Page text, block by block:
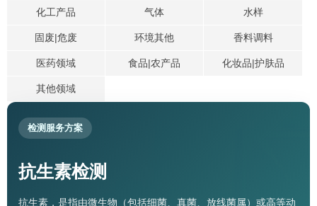
化工产品 气体 水样
固废|危废 环境其他 香料调料
医药领域 食品|农产品 化妆品|护肤品
其他领域
检测服务方案
抗生素检测
抗生素，是指由微生物（包括细菌、真菌、放线菌属）或高等动